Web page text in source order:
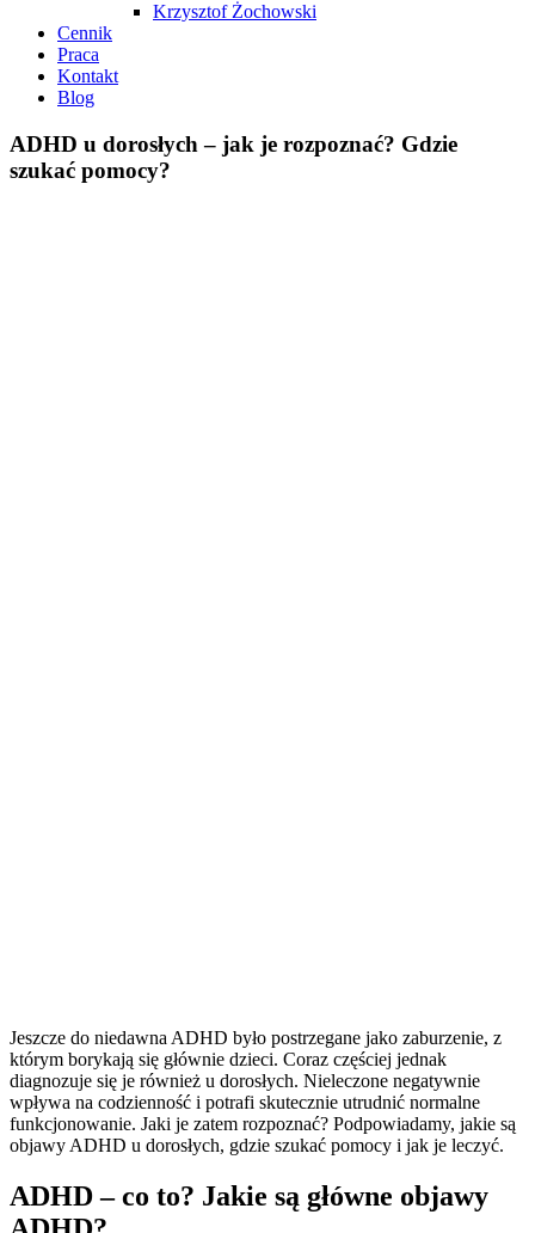
Krzysztof Żochowski
Cennik
Praca
Kontakt
Blog
ADHD u dorosłych – jak je rozpoznać? Gdzie
szukać pomocy?
Jeszcze do niedawna ADHD było postrzegane jako zaburzenie, z
którym borykają się głównie dzieci. Coraz częściej jednak
diagnozuje się je również u dorosłych. Nieleczone negatywnie
wpływa na codzienność i potrafi skutecznie utrudnić normalne
funkcjonowanie. Jaki je zatem rozpoznać? Podpowiadamy, jakie są
objawy ADHD u dorosłych, gdzie szukać pomocy i jak je leczyć.
ADHD– co to? Jakie są główne objawy